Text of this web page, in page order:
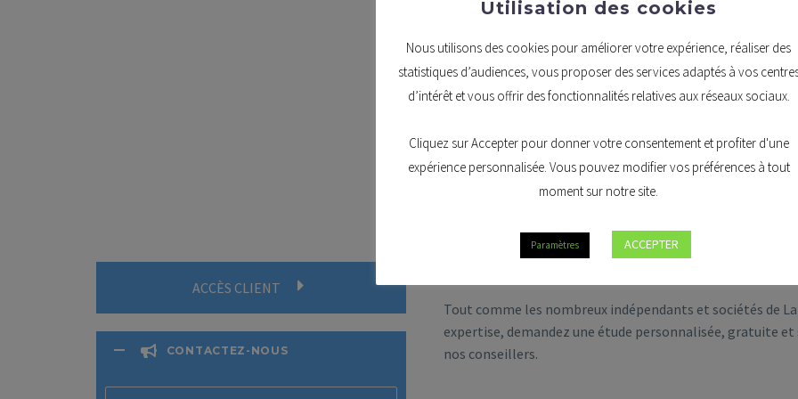
ACCÈS CLIENT
CONTACTEZ-NOUS
LA RC PROFESSIONNELLE,
RC professionnelle
est une assurance qui s’adresse
la prestation de services constitue l’activité principale
Elle couvre les dommages corporels, matériels et
également par toutes les personnes dont il répond. Ainsi,
dirigeant d’une PME et l’ensemble du personnel
A noter que pour certaines professions réglementées en
Tout comme les nombreux indépendants et sociétés de
expertise, demandez une étude personnalisée, gratuite
nos conseillers.
Utilisation des cookies
Nous utilisons des cookies pour améliorer votre expérience, réaliser des
statistiques d’audiences, vous proposer des services adaptés à vos
d’intérêt et vous offrir des fonctionnalités relatives aux réseaux sociaux.
Cliquez sur Accepter pour donner votre consentement et profiter d'une
expérience personnalisée. Vous pouvez modifier vos préférences à tout
moment sur notre site.
Paramètres ACCEPTER